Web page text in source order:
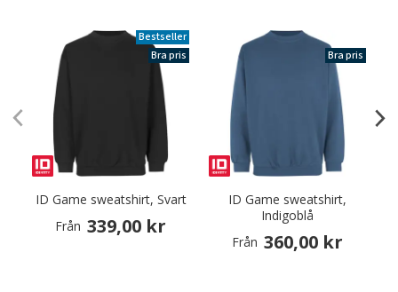
Bestseller
Bra pris
ID Game sweatshirt, Svart
Från 339,00 kr
Bra pris
ID Game sweatshirt,
Indigoblå
Från 360,00 kr